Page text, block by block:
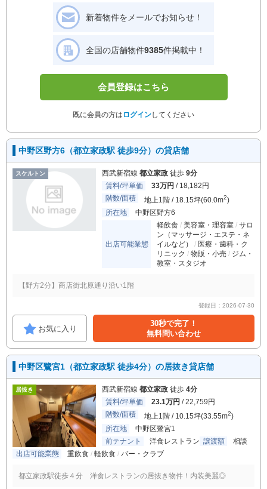
新着物件をメールでお知らせ！
全国の店舗物件9385件掲載中！
会員登録はこちら
既に会員の方は ログインしてください
中野区野方6（都立家政駅 徒歩9分）の貸店舗
スケルトン 西武新宿線 都立家政 徒歩 9分
賃料/坪単価
33万円 / 18,182円
階数/面積
地上1階 / 18.15坪(60.0m2)
所在地
中野区野方6
出店可能業態
軽飲食 美容室・理容室
サロ
ン（マッサージ・エステ・ネ
イルなど）
医療・歯科・ク
リニック
物販・小売
ジム・
教室・スタジオ
【野方2分】商店街北原通り沿い1階
登録日：2026-07-30
お気に入り
30秒で完了！
無料問い合わせ
中野区鷺宮1（都立家政駅 徒歩4分）の居抜き貸店舗
居抜き 西武新宿線 都立家政 徒歩 4分
賃料/坪単価
23.1万円 / 22,759円
階数/面積
地上1階 / 10.15坪(33.55m2)
所在地
中野区鷺宮1
前テナント
洋食レストラン 譲渡額
相談
出店可能業態
重飲食 軽飲食 バー・クラブ
都立家政駅徒歩４分 洋食レストランの居抜き物件！内装美麗◎